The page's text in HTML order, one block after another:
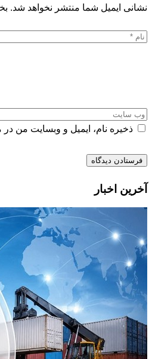
نشانی ایمیل شما منتشر نخواهد شد.
ذخیره نام، ایمیل و وبسایت من
آخرین اخبار